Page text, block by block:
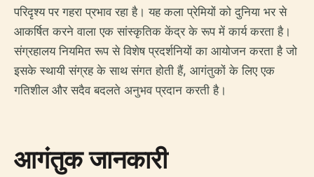
परिदृश्य पर गहरा प्रभाव रहा है। यह कला प्रेमियों को दुनिया भर से
आकर्षित करने वाला एक सांस्कृतिक केंद्र के रूप में कार्य करता है।
संग्रहालय नियमित रूप से विशेष प्रदर्शनियों का आयोजन करता है जो
इसके स्थायी संग्रह के साथ संगत होती हैं, आगंतुकों के लिए एक
गतिशील और सदैव बदलते अनुभव प्रदान करती है।
आगंतुक जानकारी